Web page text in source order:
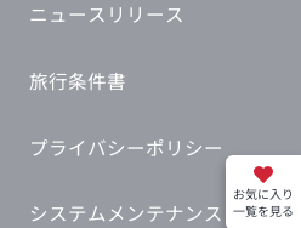
お気に入り
一覧を見る
ニュースリリース
旅行条件書
プライバシーポリシー
システムメンテナンス